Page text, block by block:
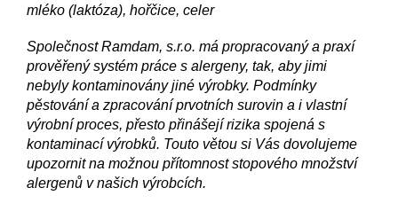
mléko (laktóza), hořčice, celer
Společnost Ramdam, s.r.o. má propracovaný a praxí
prověřený systém práce s alergeny, tak, aby jimi
nebyly kontaminovány jiné výrobky. Podmínky
pěstování a zpracování prvotních surovin a i vlastní
výrobní proces, přesto přinášejí rizika spojená s
kontaminací výrobků. Touto větou si Vás dovolujeme
upozornit na možnou přítomnost stopového množství
alergenů v našich výrobcích.